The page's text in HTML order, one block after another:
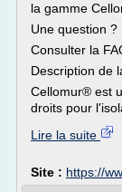
la gamme
Une question ?
Consulter la
Description de
Cellomur® est
droits pour
Lire la suite
Site : https://